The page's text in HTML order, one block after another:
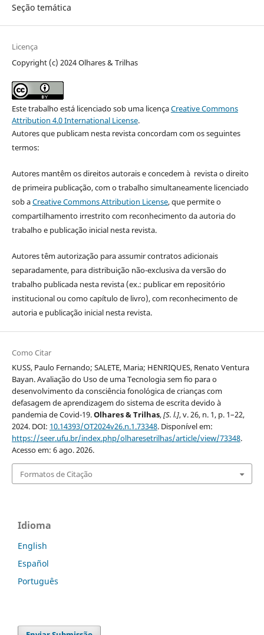
Seção temática
Licença
Copyright (c) 2024 Olhares & Trilhas
Este trabalho está licenciado sob uma licençaCreative Commons
Attribution 4.0 International License.
Autores que publicam nesta revista concordam com os seguintes
termos:
Autores mantêm os direitos autorais e concedem à revista o direito
de primeira publicação, com o trabalho simultaneamente licenciado
sob aCreative Commons Attribution License, que permite o
compartilhamento irrestrito com reconhecimento da autoria do
trabalho e publicação inicial nesta revista.
Autores têm autorização para assumir contratos adicionais
separadamente, para distribuição não-exclusiva da versão do
trabalho publicada nesta revista (ex.: publicar em repositório
institucional ou como capítulo de livro), com reconhecimento de
autoria e publicação inicial nesta revista.
Como Citar
KUSS, Paulo Fernando; SALETE, Maria; HENRIQUES, Renato Ventura
Bayan. Avaliação do Uso de uma Tecnologia sem fio para o
desenvolvimento da consciência fonológica de crianças com
defasagem de aprendizagem do sistema de escrita devido à
pandemia de Covid-19.Olhares & Trilhas,[S. l.], v. 26, n. 1, p. 1–22,
2024. DOI: 10.14393/OT2024v26.n.1.73348. Disponível em:
https://seer.ufu.br/index.php/olharesetrilhas/article/view/73348.
Acesso em: 6 ago. 2026.
Formatos de Citação
Idioma
English
Español
Português